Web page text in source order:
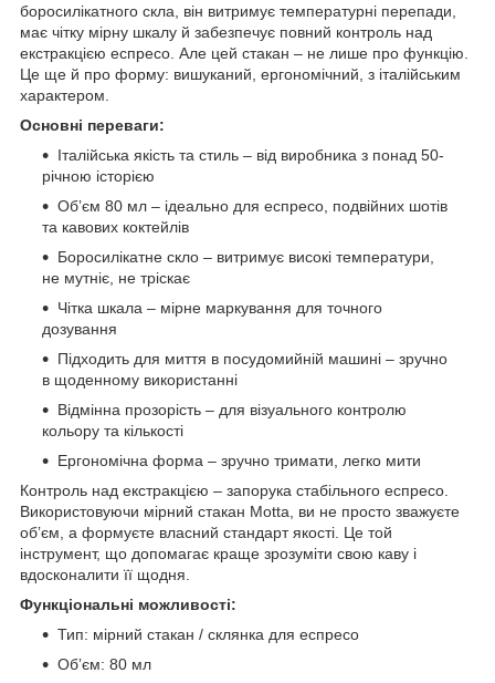
боросилікатного скла, він витримує температурні перепади,
має чітку мірну шкалу й забезпечує повний контроль над
екстракцією еспресо. Але цей стакан – не лише про функцію.
Це ще й про форму: вишуканий, ергономічний, з італійським
характером.
Основні переваги:
Італійська якість та стиль – від виробника з понад 50-
річною історією
Обʼєм 80 мл – ідеально для еспресо, подвійних шотів
та кавових коктейлів
Боросилікатне скло – витримує високі температури,
не мутніє, не тріскає
Чітка шкала – мірне маркування для точного
дозування
Підходить для миття в посудомийній машині – зручно
в щоденному використанні
Відмінна прозорість – для візуального контролю
кольору та кількості
Ергономічна форма – зручно тримати, легко мити
Контроль над екстракцією – запорука стабільного еспресо.
Використовуючи мірний стакан Motta, ви не просто зважуєте
обʼєм, а формуєте власний стандарт якості. Це той
інструмент, що допомагає краще зрозуміти свою каву і
вдосконалити її щодня.
Функціональні можливості:
Тип: мірний стакан / склянка для еспресо
Обʼєм: 80 мл